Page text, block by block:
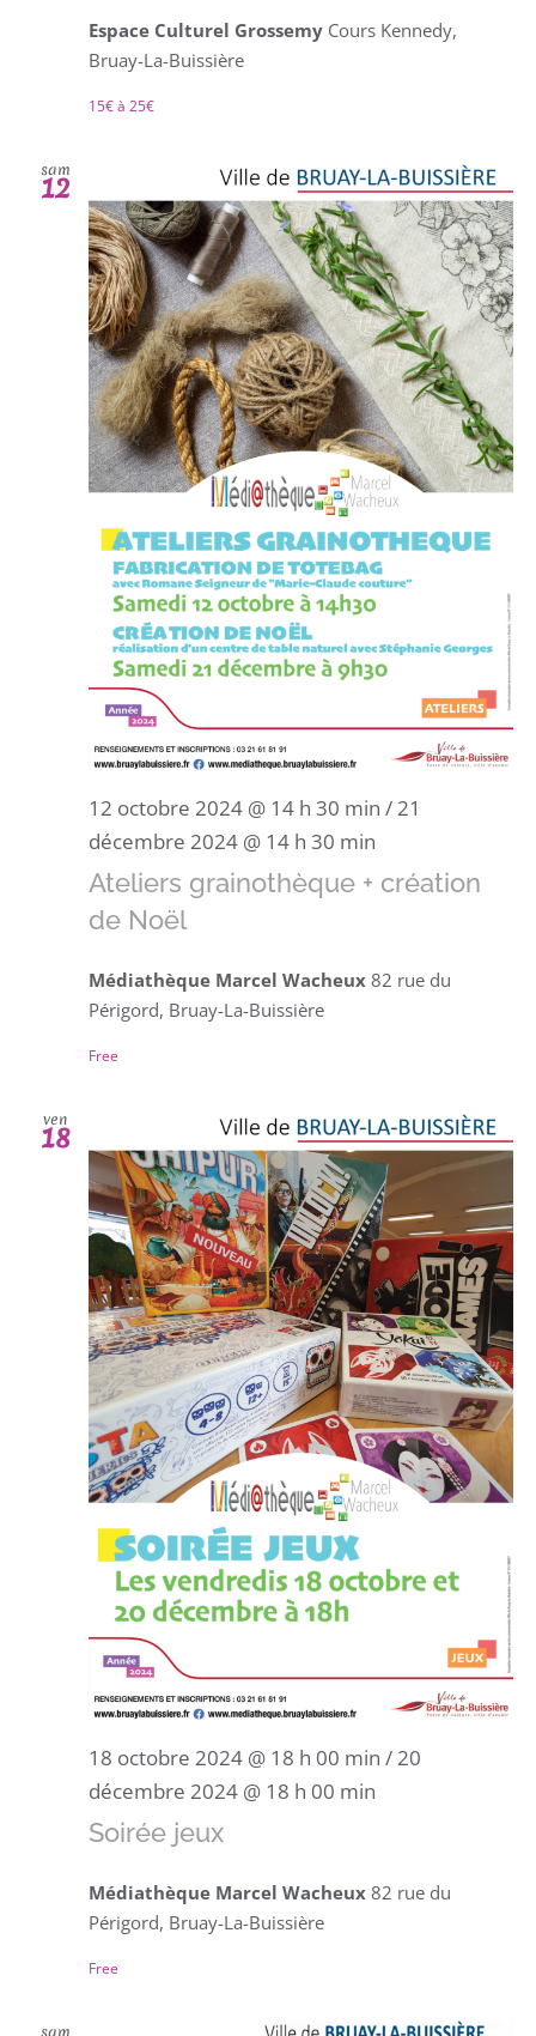
Espace Culturel Grossemy Cours Kennedy,
Bruay-La-Buissière
15€ à 25€
sam
12
12 octobre 2024 @ 14 h 30 min /21
décembre 2024 @ 14 h 30 min
Ateliers grainothèque + création
de Noël
Médiathèque Marcel Wacheux 82 rue du
Périgord, Bruay-La-Buissière
Free
ven
18
18 octobre 2024 @ 18 h 00 min /20
décembre 2024 @ 18 h 00 min
Soirée jeux
Médiathèque Marcel Wacheux 82 rue du
Périgord, Bruay-La-Buissière
Free
sam